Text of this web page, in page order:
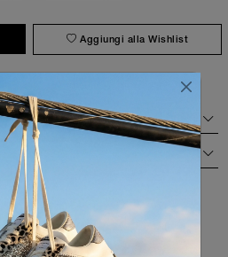
Aggiungi alla Wishlist
DISPONIBILI